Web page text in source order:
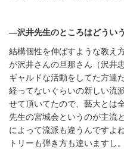
―沢井先生のところはどうい
結構個性を伸ばすような教え
が沢井さんの旦那さん（沢井
ギャルドな活動をしてた方達
経ってないぐらいの新しい流
せて頂いてたので、藝大とは
先生の宮城会というのが主流
によって流派も違うんですよ
トリーも弾き方も違いますし。